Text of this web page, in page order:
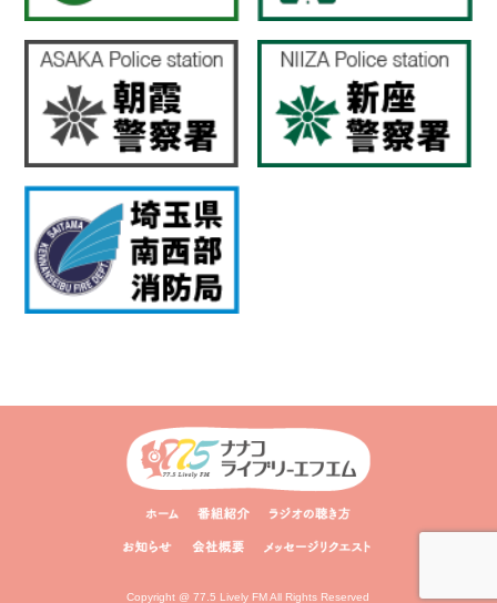
Copyright @ 77.5 Lively FM All Rights Reserved